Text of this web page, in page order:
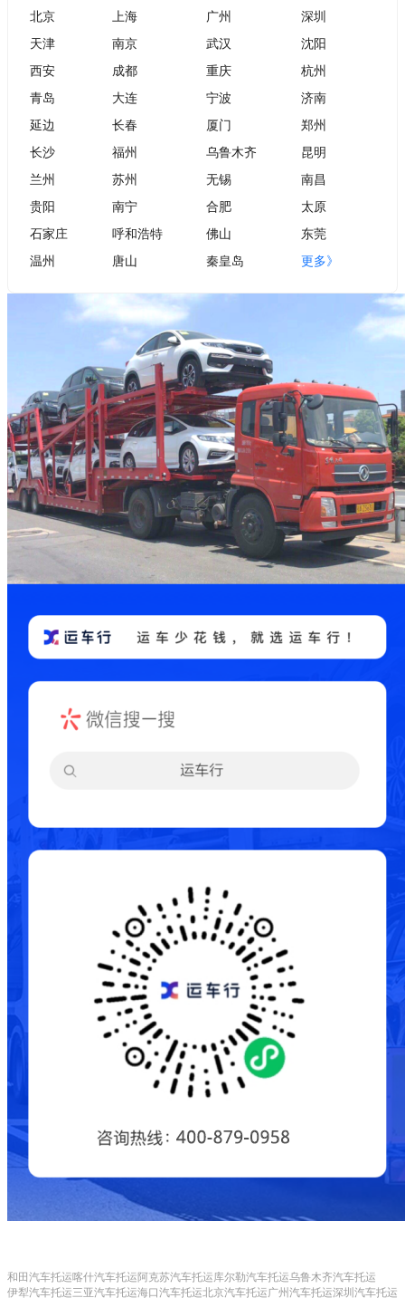
北京 上海 广州
深圳
天津
南京 武汉
沈阳
西安
成都 重庆
杭州
青岛
大连 宁波
济南
延边
长春 厦门
郑州
长沙
福州 乌鲁木齐
昆明
兰州
苏州 无锡
南昌
贵阳
南宁 合肥
太原
石家庄
呼和浩特 佛山
东莞
温州
唐山 秦皇岛 更多》
和田汽车托运喀什汽车托运阿克苏汽车托运库尔勒汽车托运乌鲁木齐汽车托运
伊犁汽车托运三亚汽车托运海口汽车托运北京汽车托运广州汽车托运深圳汽车托运